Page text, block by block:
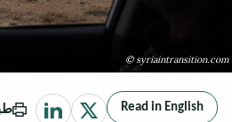
© syriaintransition.com
Read in English